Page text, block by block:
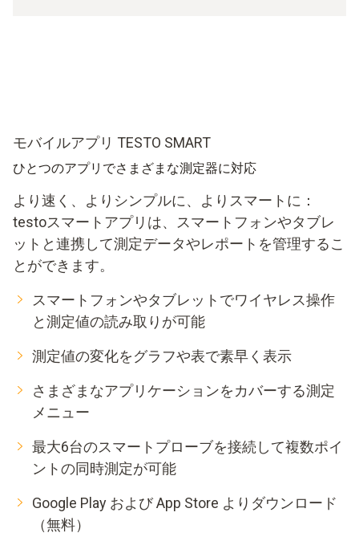
モバイルアプリ TESTO SMART
ひとつのアプリでさまざまな測定器に対応
より速く、よりシンプルに、よりスマートに：
testoスマートアプリは、スマートフォンやタブレ
ットと連携して測定データやレポートを管理するこ
とができます。
スマートフォンやタブレットでワイヤレス操作
と測定値の読み取りが可能
測定値の変化をグラフや表で素早く表示
さまざまなアプリケーションをカバーする測定
メニュー
最大6台のスマートプローブを接続して複数ポイ
ントの同時測定が可能
Google Play および App Store よりダウンロード
（無料）